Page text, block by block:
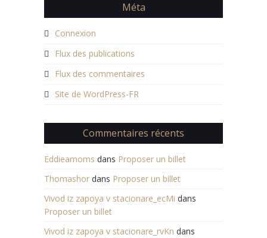
Méta
Connexion
Flux des publications
Flux des commentaires
Site de WordPress-FR
Commentaires récents
Eddieamoms dans Proposer un billet
Thomashor dans Proposer un billet
Vivod iz zapoya v stacionare_ecMi dans
Proposer un billet
Vivod iz zapoya v stacionare_rvKn dans